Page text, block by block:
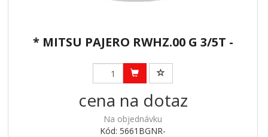
* MITSU PAJERO RWHZ.00 G 3/5T -
cena na dotaz
Na objednávku
Kód: 5661BGNR-